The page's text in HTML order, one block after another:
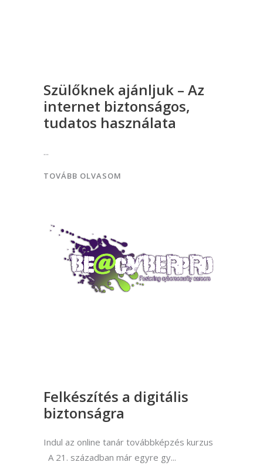
Szülőknek ajánljuk – Az
internet biztonságos,
tudatos használata
TOVÁBB OLVASOM
Felkészítés a digitális
biztonságra
Indul az online tanár továbbképzés kurzus
A 21. században már egyre gy